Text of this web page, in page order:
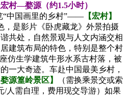
村—婺源（约1.5小时）
“中国画里的乡村”—— 【宏村】
，是影片《卧虎藏龙》外景拍摄
共处，自然景观与人文内涵交相
建筑布局的特色，特别是整个村
仿生学建筑牛形水系古村落，被
一大奇迹。车赴中国最美乡村，
婺源篁岭景区】
（需换乘景交或索
/人需自理，费用现交导游）如果